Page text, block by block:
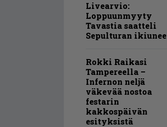
Livearvio:
Loppuunmyyty
Tavastia saatteli
Sepulturan
Rokki Raikasi
Tampereella –
Infernon neljä
väkevää nostoa
festarin
kakkospäivän
esityksistä